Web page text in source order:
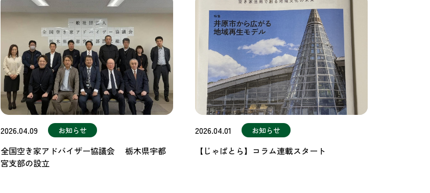
2026.04.09 お知らせ
全国空き家アドバイザー協議会 栃木県宇都
宮支部の設立
2026.04.01 お知らせ
【じゃぱとら】コラム連載スタート